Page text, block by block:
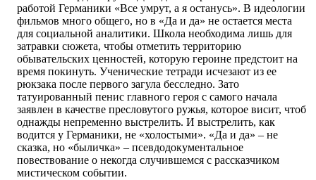
работой Германики «Все умрут, а я останусь». В идеологии
фильмов много общего, но в «Да и да» не остается места
для социальной аналитики. Школа необходима лишь для
затравки сюжета, чтобы отметить территорию
обывательских ценностей, которую героине предстоит на
время покинуть. Ученические тетради исчезают из ее
рюкзака после первого загула бесследно. Зато
татуированный пенис главного героя с самого начала
заявлен в качестве пресловутого ружья, которое висит, чтоб
однажды непременно выстрелить. И выстрелить, как
водится у Германики, не «холостыми». «Да и да» – не
сказка, но «быличка» – псевдодокументальное
повествование о некогда случившемся с рассказчиком
мистическом событии.